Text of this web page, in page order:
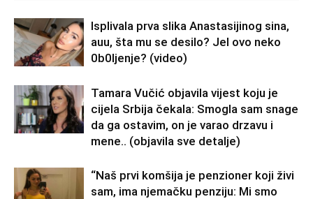
Isplivala prva slika Anastasijinog sina,
auu, šta mu se desilo? Jel ovo neko
0b0Ijenje? (video)
Tamara Vučić objavila vijest koju je
cijela Srbija čekala: Smogla sam snage
da ga ostavim, on je varao drzavu i
mene.. (objavila sve detalje)
“Naš prvi komšija je penzioner koji živi
sam, ima njemačku penziju: Mi smo